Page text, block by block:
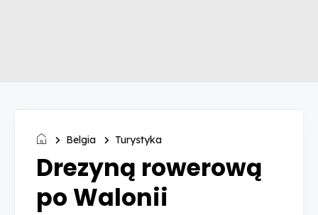
Belgia Turystyka
Drezyną rowerową
po Walonii